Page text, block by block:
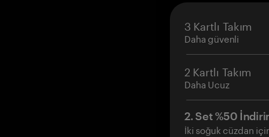
3 Kartlı Takım
Daha güvenli
2 Kartlı Takım
Daha Ucuz
2. Set %50
İki soğuk cüzdan